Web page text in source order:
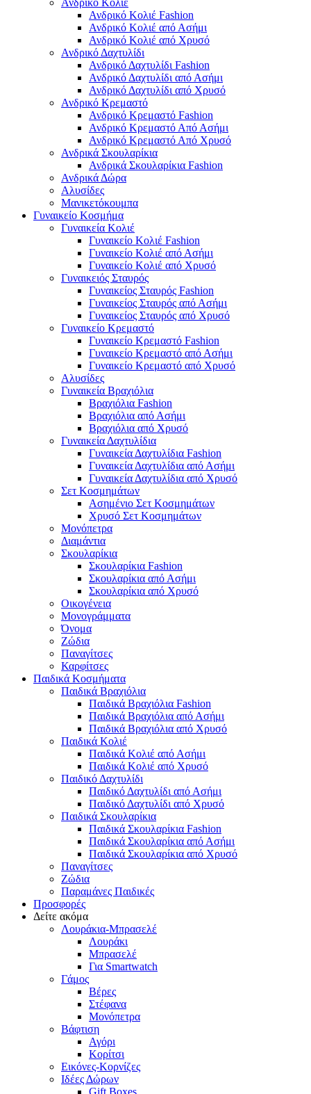
Ανδρικό Κολιέ
Ανδρικό Κολιέ Fashion
Ανδρικό Κολιέ από Ασήμι
Ανδρικό Κολιέ από Χρυσό
Ανδρικό Δαχτυλίδι
Ανδρικό Δαχτυλίδι Fashion
Ανδρικό Δαχτυλίδι από Ασήμι
Ανδρικό Δαχτυλίδι από Χρυσό
Ανδρικό Κρεμαστό
Ανδρικό Κρεμαστό Fashion
Ανδρικό Κρεμαστό Από Ασήμι
Ανδρικό Κρεμαστό Από Χρυσό
Ανδρικά Σκουλαρίκια
Ανδρικά Σκουλαρίκια Fashion
Ανδρικά Δώρα
Αλυσίδες
Μανικετόκουμπα
Γυναικείο Κοσμήμα
Γυναικεία Κολιέ
Γυναικείο Κολιέ Fashion
Γυναικείο Κολιέ από Ασήμι
Γυναικείο Κολιέ από Χρυσό
Γυναικειός Σταυρός
Γυναικείος Σταυρός Fashion
Γυναικείος Σταυρός από Ασήμι
Γυναικείος Σταυρός από Χρυσό
Γυναικείο Κρεμαστό
Γυναικείο Κρεμαστό Fashion
Γυναικείο Κρεμαστό από Ασήμι
Γυναικείο Κρεμαστό από Χρυσό
Αλυσίδες
Γυναικεία Βραχιόλια
Βραχιόλια Fashion
Βραχιόλια από Ασήμι
Βραχιόλια από Χρυσό
Γυναικεία Δαχτυλίδια
Γυναικεία Δαχτυλίδια Fashion
Γυναικεία Δαχτυλίδια από Ασήμι
Γυναικεία Δαχτυλίδια από Χρυσό
Σετ Κοσμημάτων
Ασημένιο Σετ Κοσμημάτων
Χρυσό Σετ Κοσμημάτων
Μονόπετρα
Διαμάντια
Σκουλαρίκια
Σκουλαρίκια Fashion
Σκουλαρίκια από Ασήμι
Σκουλαρίκια από Χρυσό
Οικογένεια
Μονογράμματα
Όνομα
Ζώδια
Παναγίτσες
Καρφίτσες
Παιδικά Κοσμήματα
Παιδικά Βραχιόλια
Παιδικά Βραχιόλια Fashion
Παιδικά Βραχιόλια από Ασήμι
Παιδικά Βραχιόλια από Χρυσό
Παιδικά Κολιέ
Παιδικά Κολιέ από Ασήμι
Παιδικά Κολιέ από Χρυσό
Παιδικό Δαχτυλίδι
Παιδικό Δαχτυλίδι από Ασήμι
Παιδικό Δαχτυλίδι από Χρυσό
Παιδικά Σκουλαρίκια
Παιδικά Σκουλαρίκια Fashion
Παιδικά Σκουλαρίκια από Ασήμι
Παιδικά Σκουλαρίκια από Χρυσό
Παναγίτσες
Ζώδια
Παραμάνες Παιδικές
Προσφορές
Δείτε ακόμα
Λουράκια-Μπρασελέ
Λουράκι
Μπρασελέ
Για Smartwatch
Γάμος
Βέρες
Στέφανα
Μονόπετρα
Βάφτιση
Αγόρι
Κορίτσι
Εικόνες-Κορνίζες
Ιδέες Δώρων